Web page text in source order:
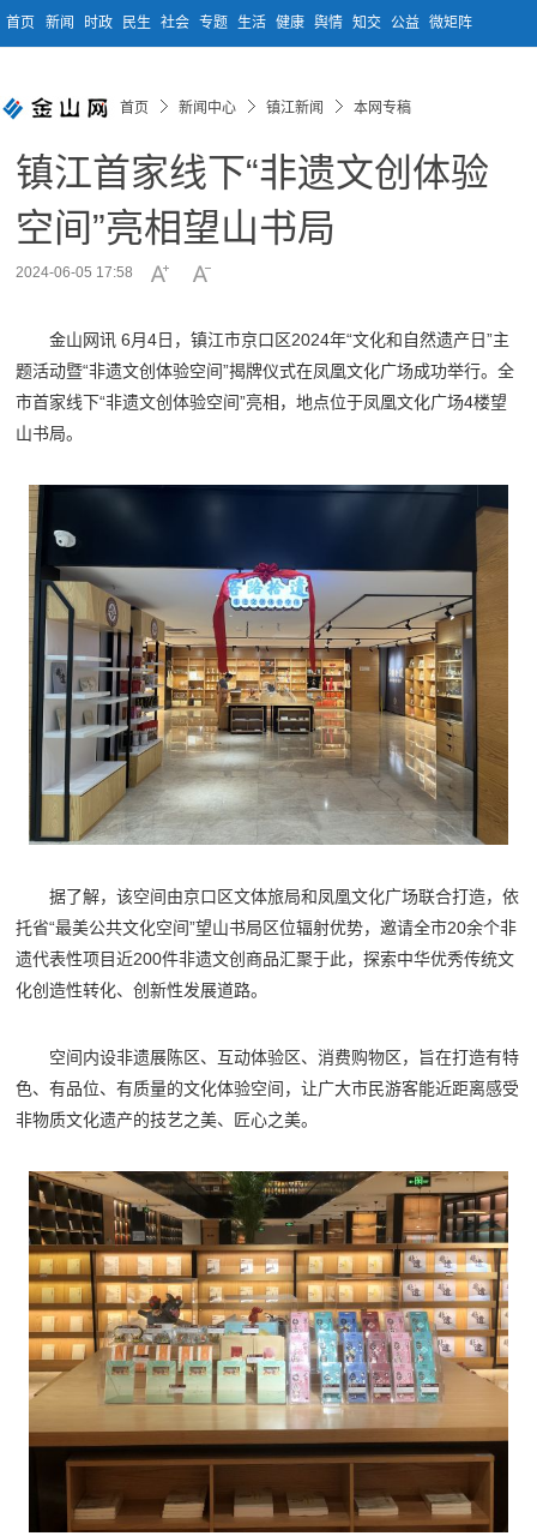
首页 新闻 时政 民生 社会 专题 生活 健康 舆情 知交 公益 微矩阵
首页 新闻中心 镇江新闻 本网专稿
镇江首家线下“非遗文创体验
空间”亮相望山书局
2024-06-05 17:58
金山网讯 6月4日，镇江市京口区2024年“文化和自然遗产日”主
题活动暨“非遗文创体验空间”揭牌仪式在凤凰文化广场成功举行。全
市首家线下“非遗文创体验空间”亮相，地点位于凤凰文化广场4楼望
山书局。
据了解，该空间由京口区文体旅局和凤凰文化广场联合打造，依
托省“最美公共文化空间”望山书局区位辐射优势，邀请全市20余个非
遗代表性项目近200件非遗文创商品汇聚于此，探索中华优秀传统文
化创造性转化、创新性发展道路。
空间内设非遗展陈区、互动体验区、消费购物区，旨在打造有特
色、有品位、有质量的文化体验空间，让广大市民游客能近距离感受
非物质文化遗产的技艺之美、匠心之美。